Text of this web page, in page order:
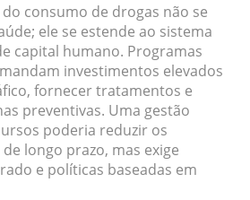
consumo de drogas não se
ele se estende ao sistema
capital humano. Programas
investimentos elevados
fornecer tratamentos e
preventivas. Uma gestão
poderia reduzir os
longo prazo, mas exige
e políticas baseadas em